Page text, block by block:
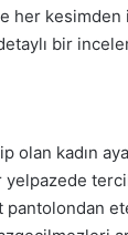
her
bir
kadın
pantolondan